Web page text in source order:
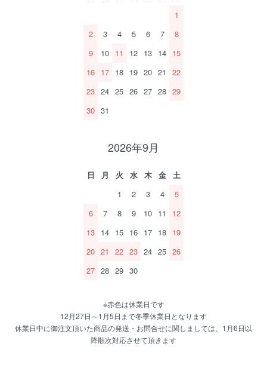
1
2
3 4 5 6 7
8
9
10 11 12 13 14 15
16 17 18 19 20 21
22
23 24 25 26 27 28 29
30 31
2026年9月
日 月 火 水 木 金
土
1
2 3 4
5
6
7 8 9 10 11
12
13 14 15 16 17 18 19
20 21 22 23 24 25 26
27 28 29 30
※赤色は休業日です
12月27日～1月5日まで冬季休業日となります
休業日中に御注文頂いた商品の発送・お問合せに関しましては、1月6日以
降順次対応させて頂きます